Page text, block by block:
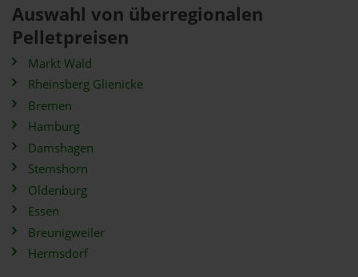
Auswahl von überregionalen
Pelletpreisen
Markt Wald
Rheinsberg Glienicke
Bremen
Hamburg
Damshagen
Stemshorn
Oldenburg
Essen
Breunigweiler
Hermsdorf